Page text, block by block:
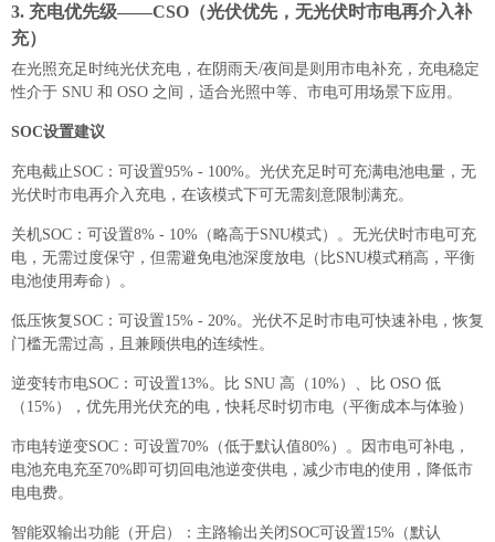
3. 充电优先级——CSO（光伏优先，无光伏时市电再介入补
充）
在光照充足时纯光伏充电，在阴雨天/夜间是则用市电补充，充电稳定
性介于 SNU 和 OSO 之间，适合光照中等、市电可用场景下应用。
SOC设置建议
充电截止SOC：可设置95% - 100%。光伏充足时可充满电池电量，无
光伏时市电再介入充电，在该模式下可无需刻意限制满充。
关机SOC：可设置8% - 10%（略高于SNU模式）。无光伏时市电可充
电，无需过度保守，但需避免电池深度放电（比SNU模式稍高，平衡
电池使用寿命）。
低压恢复SOC：可设置15% - 20%。光伏不足时市电可快速补电，恢复
门槛无需过高，且兼顾供电的连续性。
逆变转市电SOC：可设置13%。比 SNU 高（10%）、比 OSO 低
（15%），优先用光伏充的电，快耗尽时切市电（平衡成本与体验）
市电转逆变SOC：可设置70%（低于默认值80%）。因市电可补电，
电池充电充至70%即可切回电池逆变供电，减少市电的使用，降低市
电电费。
智能双输出功能（开启）：主路输出关闭SOC可设置15%（默认